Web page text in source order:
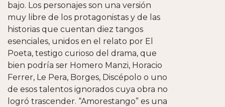
bajo. Los personajes son una versión
muy libre de los protagonistas y de las
historias que cuentan diez tangos
esenciales, unidos en el relato por El
Poeta, testigo curioso del drama, que
bien podría ser Homero Manzi, Horacio
Ferrer, Le Pera, Borges, Discépolo o uno
de esos talentos ignorados cuya obra no
logró trascender. “Amorestango” es una